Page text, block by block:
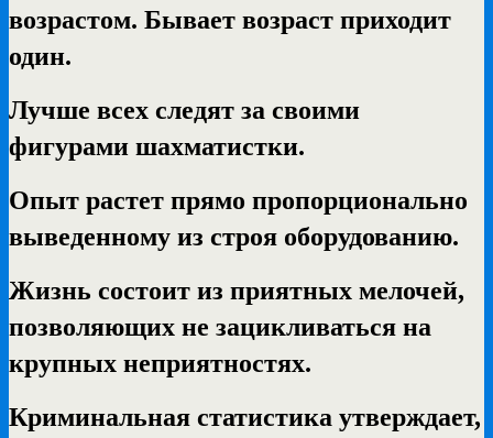
возрастом. Бывает возраст приходит
один.
Лучше всех следят за своими
фигурами шахматистки.
Опыт растет прямо пропорционально
выведенному из строя оборудованию.
Жизнь состоит из приятных мелочей,
позволяющих не зацикливаться на
крупных неприятностях.
Криминальная статистика утверждает,